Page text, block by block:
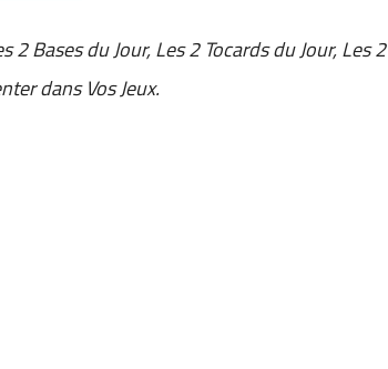
Bases du Jour, Les 2 Tocards du Jour, Les 2
dans Vos Jeux.